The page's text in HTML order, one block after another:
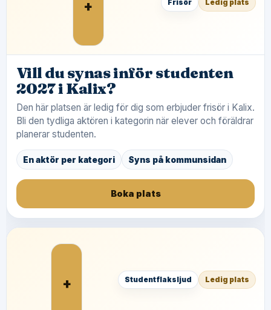
+ Frisör Ledig plats
Vill du synas inför studenten
2027 i Kalix?
Den här platsen är ledig för dig som erbjuder frisör i Kalix.
Bli den tydliga aktören i kategorin när elever och föräldrar
planerar studenten.
En aktör per kategori Syns på kommunsidan
Boka plats
+ Studentflaksljud Ledig plats